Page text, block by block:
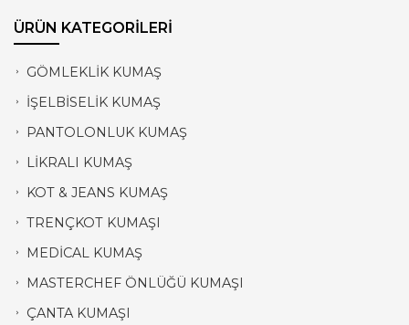
ÜRÜN KATEGORİLERİ
GÖMLEKLİK KUMAŞ
İŞELBİSELİK KUMAŞ
PANTOLONLUK KUMAŞ
LİKRALI KUMAŞ
KOT & JEANS KUMAŞ
TRENÇKOT KUMAŞI
MEDİCAL KUMAŞ
MASTERCHEF ÖNLÜĞÜ KUMAŞI
ÇANTA KUMAŞI